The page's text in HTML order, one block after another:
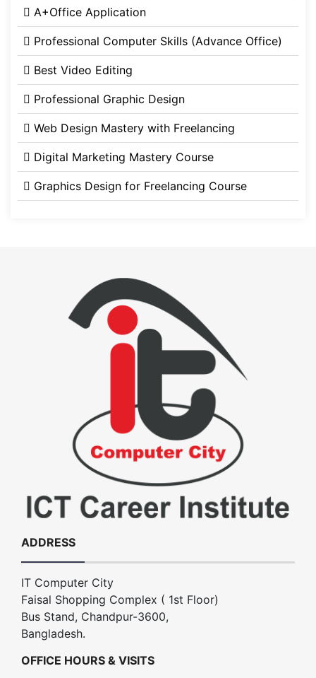
A+Office Application
Professional Computer Skills (Advance Office)
Best Video Editing
Professional Graphic Design
Web Design Mastery with Freelancing
Digital Marketing Mastery Course
Graphics Design for Freelancing Course
ADDRESS
IT Computer City
Faisal Shopping Complex ( 1st Floor)
Bus Stand, Chandpur-3600,
Bangladesh.
OFFICE HOURS & VISITS